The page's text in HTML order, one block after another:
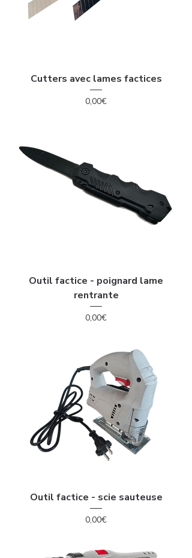
Cutters avec lames factices
Price
0,00€
Outil factice - poignard lame
rentrante
Price
0,00€
Outil factice - scie sauteuse
Price
0,00€